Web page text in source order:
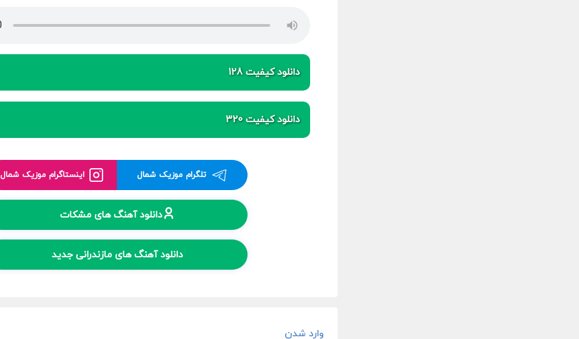
دانلود کیفیت 128
دانلود کیفیت 320
تلگرام موزیک شمال اینستاگرام موزیک شمال
دانلود آهنگ های مشکات
دانلود آهنگ های مازندرانی جدید
وارد شدن